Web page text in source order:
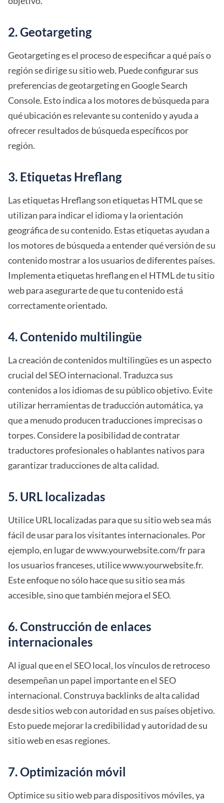
2. Geotargeting
Geotargeting es el proceso de especificar a qué país o
región se dirige su sitio web. Puede configurar sus
preferencias de geotargeting en Google Search
Console. Esto indica a los motores de búsqueda para
qué ubicación es relevante su contenido y ayuda a
ofrecer resultados de búsqueda específicos por
región.
3. Etiquetas Hreflang
Las etiquetas Hreflang son etiquetas HTML que se
utilizan para indicar el idioma y la orientación
geográfica de su contenido. Estas etiquetas ayudan a
los motores de búsqueda a entender qué versión de su
contenido mostrar a los usuarios de diferentes países.
Implementa etiquetas hreflang en el HTML de tu sitio
web para asegurarte de que tu contenido está
correctamente orientado.
4. Contenido multilingüe
La creación de contenidos multilingües es un aspecto
crucial del SEO internacional. Traduzca sus
contenidos a los idiomas de su público objetivo. Evite
utilizar herramientas de traducción automática, ya
que a menudo producen traducciones imprecisas o
torpes. Considere la posibilidad de contratar
traductores profesionales o hablantes nativos para
garantizar traducciones de alta calidad.
5. URL localizadas
Utilice URL localizadas para que su sitio web sea más
fácil de usar para los visitantes internacionales. Por
ejemplo, en lugar de www.yourwebsite.com/fr para
los usuarios franceses, utilice www.yourwebsite.fr.
Este enfoque no sólo hace que su sitio sea más
accesible, sino que también mejora el SEO.
6. Construcción de enlaces
internacionales
Al igual que en el SEO local, los vínculos de retroceso
desempeñan un papel importante en el SEO
internacional. Construya backlinks de alta calidad
desde sitios web con autoridad en sus países objetivo.
Esto puede mejorar la credibilidad y autoridad de su
sitio web en esas regiones.
7. Optimización móvil
Optimice su sitio web para dispositivos móviles, ya